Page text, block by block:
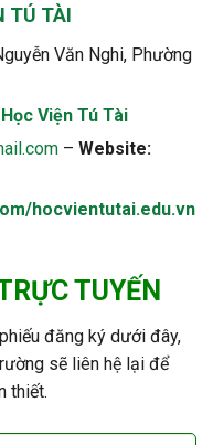
TÚ TÀI
Văn Nghi, Phường
Học Viện Tú Tài
– Website:
hocvientutai.edu.vn
TUYẾN
đăng ký dưới đây,
sẽ liên hệ lại để
thiết.